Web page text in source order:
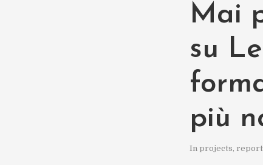
Mai
su
più
In projects, report